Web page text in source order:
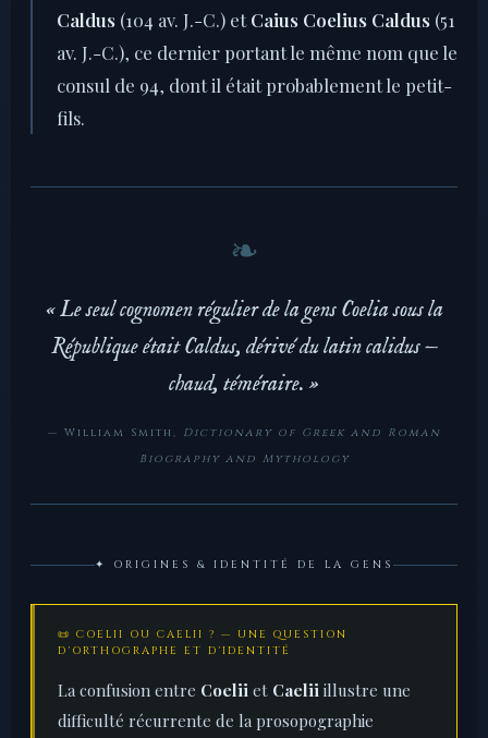
Caldus (104 av. J.-C.) etCaius Coelius Caldus (51
av. J.-C.), ce dernier portant le même nom que le
consul de 94, dont il était probablement le petit-
fils.
« Le seul cognomen régulier de la gens Coelia sous la
République était Caldus, dérivé du latin calidus —
chaud, téméraire. »
— William Smith, Dictionary of Greek and Roman
Biography and Mythology
✦ ORIGINES & IDENTITÉ DE LA GENS
📜 COELII OU CAELII ? — UNE QUESTION
D'ORTHOGRAPHE ET D'IDENTITÉ
La confusion entre Coelii et Caelii illustre une
difficulté récurrente de la prosopographie